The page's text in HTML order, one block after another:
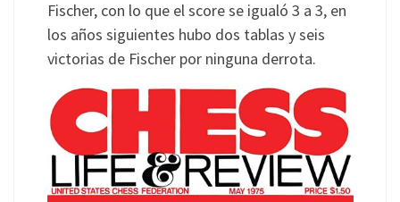
Fischer, con lo que el score se igualó 3 a 3, en
los años siguientes hubo dos tablas y seis
victorias de Fischer por ninguna derrota.